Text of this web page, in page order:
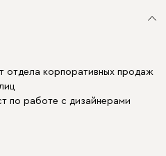
отдела корпоративных продаж
по работе с дизайнерами